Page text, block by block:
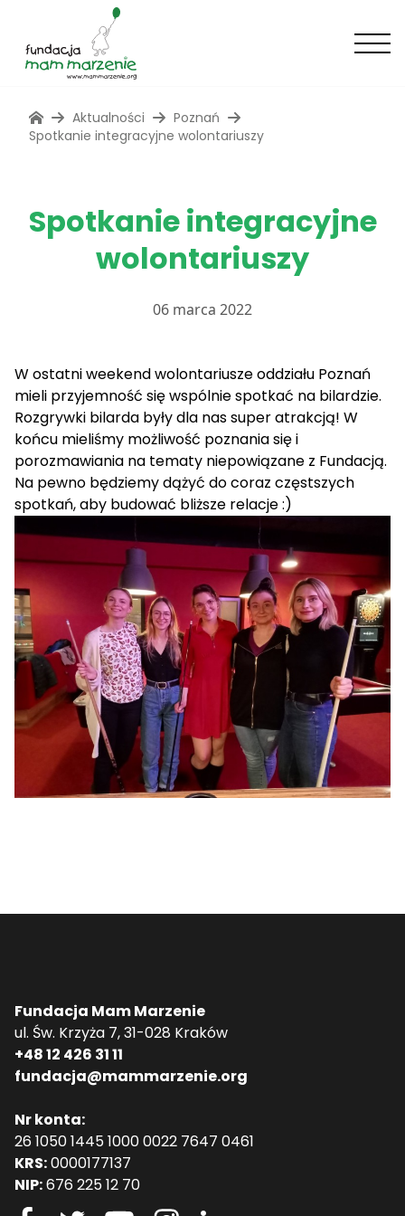
Aktualności
Poznań
Spotkanie integracyjne wolontariuszy
Spotkanie integracyjne
wolontariuszy
06 marca 2022
W ostatni weekend wolontariusze oddziału Poznań
mieli przyjemność się wspólnie spotkać na bilardzie.
Rozgrywki bilarda były dla nas super atrakcją! W
końcu mieliśmy możliwość poznania się i
porozmawiania na tematy niepowiązane z Fundacją.
Na pewno będziemy dążyć do coraz częstszych
spotkań, aby budować bliższe relacje :)
Fundacja Mam Marzenie
ul. Św. Krzyża 7, 31-028 Kraków
+48 12 426 31 11
fundacja@mammarzenie.org
Nr konta:
26 1050 1445 1000 0022 7647 0461
KRS:0000177137
NIP:676 225 12 70